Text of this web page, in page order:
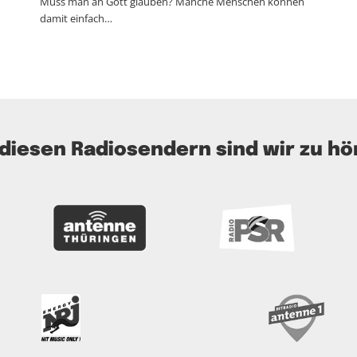
damit einfach…
Radiosendern sind wir zu